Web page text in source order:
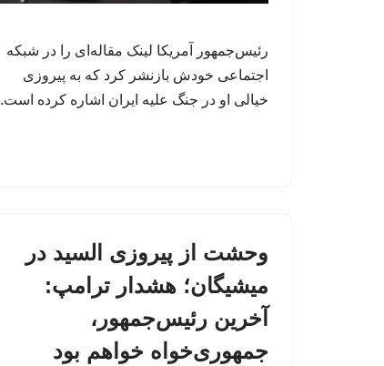
رئیس‌جمهور آمریکا لینک مقاله‌ای را در شبکه
اجتماعی خودش بازنشر کرد که به پیروزی
خیالی او در جنگ علیه ایران اشاره کرده است.
وحشت از پیروزی السید در
میشیگان؛ هشدار ترامپ:
آخرین رئیس‌جمهور،
جمهوری‌خواه خواهم بود